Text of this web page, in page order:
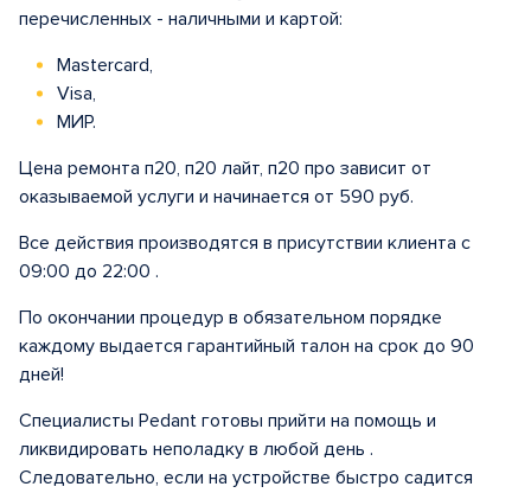
перечисленных - наличными и картой:
Mastercard,
Visa,
МИР.
Цена ремонта п20, п20 лайт, п20 про зависит от
оказываемой услуги и начинается от 590 руб.
Все действия производятся в присутствии клиента с
09:00 до 22:00 .
По окончании процедур в обязательном порядке
каждому выдается гарантийный талон на срок до 90
дней!
Специалисты Pedant готовы прийти на помощь и
ликвидировать неполадку в любой день .
Следовательно, если на устройстве быстро садится